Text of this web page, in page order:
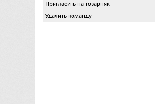
Пригласить на товарняк
Удалить команду